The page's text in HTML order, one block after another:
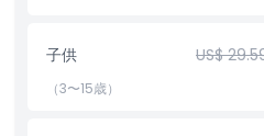
回れる広々とした開放的な空間で
こではより自然に近い環境で動物
き回るにしても、動物園の特別バ
子供 US$
（3〜15歳）